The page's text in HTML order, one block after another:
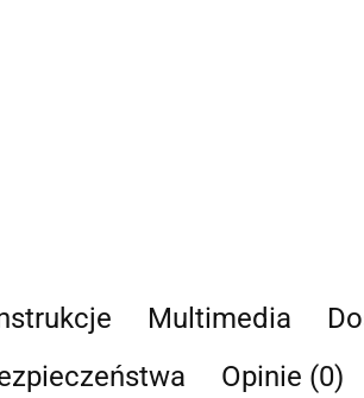
Multimedia
Opinie (0)